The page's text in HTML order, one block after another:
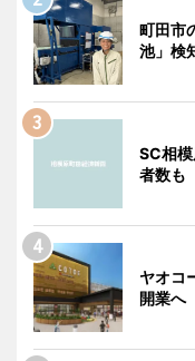
町田市
池」検
SC相
者数も
ヤオコ
開業へ